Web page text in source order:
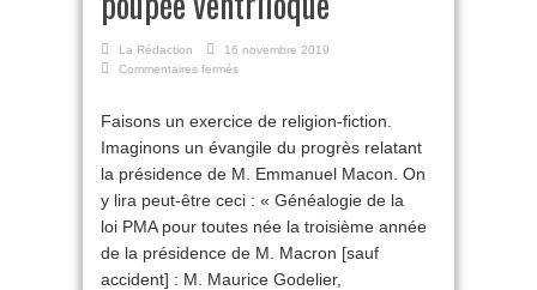
La Rédaction
16 novembre 2019
Commentaires fermés
mères
et
poupée
ventriloque
Faisons un exercice de religion-fiction.
Imaginons un évangile du progrès relatant
la présidence de M. Emmanuel Macon. On
y lira peut-être ceci : « Généalogie de la
loi PMA pour toutes née la troisième année
de la présidence de M. Macron [sauf
accident] : M. Maurice Godelier,